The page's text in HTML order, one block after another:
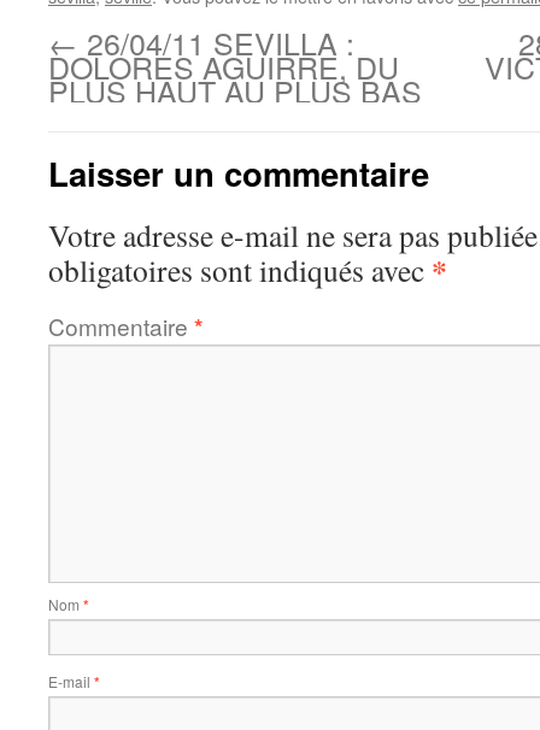
← 26/04/11 SEVILLA :
DOLORES AGUIRRE, DU
PLUS HAUT AU PLUS BAS
Laisser un commentaire
Votre adresse e-mail ne sera pas
obligatoires sont indiqués avec *
Commentaire *
Nom *
E-mail *